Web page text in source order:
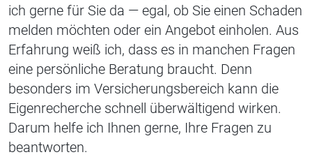
ich gerne für Sie da — egal, ob Sie einen Schaden
melden möchten oder ein Angebot einholen. Aus
Erfahrung weiß ich, dass es in manchen Fragen
eine persönliche Beratung braucht. Denn
besonders im Versicherungsbereich kann die
Eigenrecherche schnell überwältigend wirken.
Darum helfe ich Ihnen gerne, Ihre Fragen zu
beantworten.